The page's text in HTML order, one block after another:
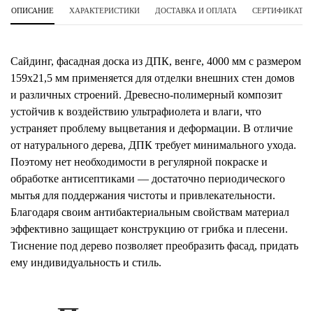
ОПИСАНИЕ ХАРАКТЕРИСТИКИ ДОСТАВКА И ОПЛАТА СЕРТИФИКАТЫ
Сайдинг, фасадная доска из ДПК, венге, 4000 мм с размером
159х21,5 мм применяется для отделки внешних стен домов
и различных строений. Древесно-полимерный композит
устойчив к воздействию ультрафиолета и влаги, что
устраняет проблему выцветания и деформации. В отличие
от натурального дерева, ДПК требует минимального ухода.
Поэтому нет необходимости в регулярной покраске и
обработке антисептиками — достаточно периодического
мытья для поддержания чистоты и привлекательности.
Благодаря своим антибактериальным свойствам материал
эффективно защищает конструкцию от грибка и плесени.
Тиснение под дерево позволяет преобразить фасад, придать
ему индивидуальность и стиль.